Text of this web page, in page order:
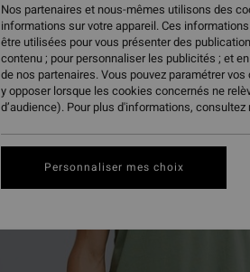
Nos partenaires et nous-mêmes utilisons des
informations sur votre appareil. Ces
être utilisées pour vous présenter des
contenu ; pour personnaliser les publicités ; et
de nos partenaires. Vous pouvez paramétrer
y opposer lorsque les cookies concernés ne
d’audience). Pour plus d'informations, consultez
Personnaliser mes choix